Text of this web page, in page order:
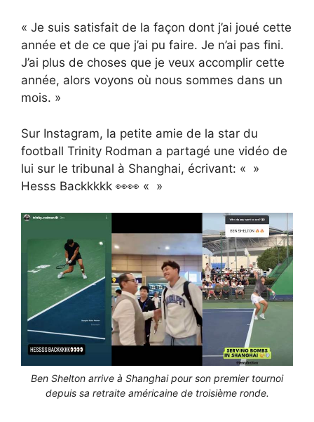
« Je suis satisfait de la façon dont j’ai joué cette
année et de ce que j’ai pu faire. Je n’ai pas fini.
J’ai plus de choses que je veux accomplir cette
année, alors voyons où nous sommes dans un
mois. »
Sur Instagram, la petite amie de la star du
football Trinity Rodman a partagé une vidéo de
lui sur le tribunal à Shanghai, écrivant: « »
Hesss Backkkkk 👀👀 « »
Ben Shelton arrive à Shanghai pour son premier tournoi
depuis sa retraite américaine de troisième ronde.